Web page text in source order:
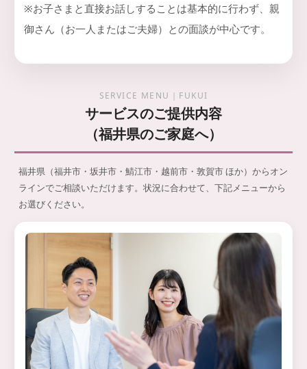
※お子さまと直接お話しすることは基本的に行わず、親
御さん（お一人またはご夫婦）との面談が中心です。
SERVICE MENU｜FUKUI
サービスのご提供内容
（福井県のご家庭へ）
福井県（福井市・坂井市・鯖江市・越前市・敦賀市 ほか）からオン
ラインでご相談いただけます。状況に合わせて、下記メニューから
お選びください。